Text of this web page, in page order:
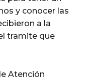
y conocer las
a la
tramite que
Atención